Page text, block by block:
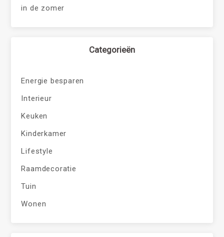
in de zomer
Categorieën
Energie besparen
Interieur
Keuken
Kinderkamer
Lifestyle
Raamdecoratie
Tuin
Wonen